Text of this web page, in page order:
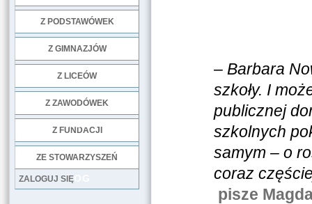
Z PODSTAWÓWEK
Z GIMNAZJÓW
Z LICEÓW
Z ZAWODÓWEK
Z FUNDACJI
ZE STOWARZYSZEŃ
LOG
ZALOGUJ SIĘ
– Barbara
szkoły. I
publicznej
szkolnych
samym – o
coraz
pisze